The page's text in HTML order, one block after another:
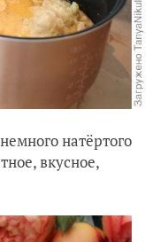
натёртого
вкусное,